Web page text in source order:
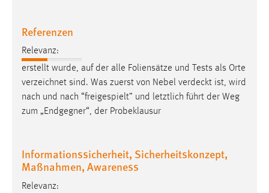
Referenzen
Relevanz:
erstellt wurde, auf der alle Foliensätze und Tests als Orte
verzeichnet sind. Was zuerst von Nebel verdeckt ist, wird
nach und nach “freigespielt” und letztlich führt der Weg
zum „Endgegner“, der Probeklausur
Informationssicherheit, Sicherheitskonzept,
Maßnahmen, Awareness
Relevanz:
einloggen zu können.
Cookie Laufzeit:
24 Stunden
STATISTIK
Diese Informationen helfen uns zu verstehen, wie
unsere Besucher unsere Website nutzen.